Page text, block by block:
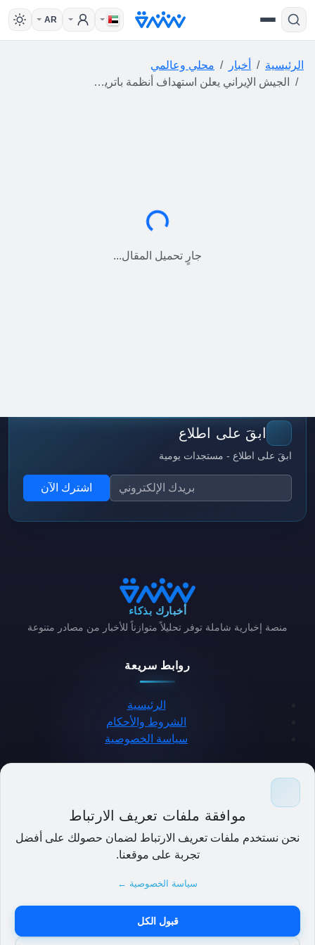
موافقة ملفات تعريف الارتباط
نحن نستخدم ملفات تعريف الارتباط لضمان حصولك على أفضل
تجربة على موقعنا.
سياسة الخصوصية ←
قبول الكل
AR
الرئيسية أخبار
محلي وعالمي
الجيش الإيراني يعلن استهداف أنظمة باتريوت في الكويت وموقع إنذار في قطر وخزانات وقود في البحرين
جارٍ التحميل...
جارٍ تحميل المقال...
ابقَ على اطلاع
ابقَ على اطلاع - مستجدات يومية
اشترك الآن
أخبارك بذكاء
منصة إخبارية شاملة توفر تحليلاً متوازناً للأخبار من مصادر متنوعة
روابط سريعة
الرئيسية
الشروط والأحكام
سياسة الخصوصية